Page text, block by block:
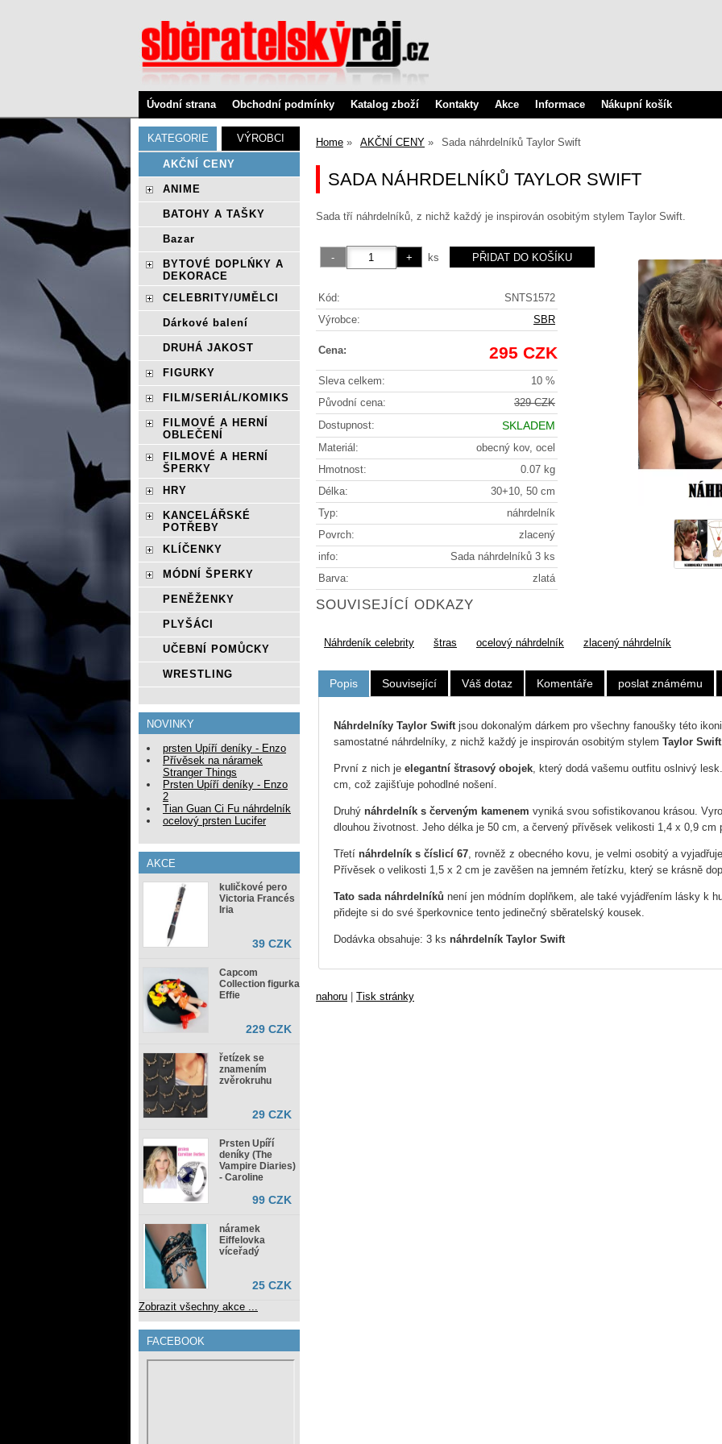
Úvodní strana Obchodní podmínky Katalog zboží Kontakty Akce Informace Nákupní košík
Home AKČNÍ CENY Sada náhrdelníků Taylor Swift
SADA NÁHRDELNÍKŮ TAYLOR SWIFT
Sada tří náhrdelníků, z nichž každý je inspirován osobitým stylem Taylor Swift.
ks
Kód:
SNTS1572
Výrobce:
SBR
Cena: 295 CZK
Sleva celkem:
10 %
Původní cena:
329 CZK
Dostupnost:
SKLADEM
Materiál:
obecný kov, ocel
Hmotnost:
0.07 kg
Délka:
30+10, 50 cm
Typ:
náhrdelník
Povrch:
zlacený
info:
Sada náhrdelníků 3 ks
Barva:
zlatá
SOUVISEJÍCÍ ODKAZY
Náhrdeník celebrity štras ocelový náhrdelník zlacený náhrdelník
Popis Související Váš dotaz Komentáře poslat známému
Náhrdelníky Taylor Swiftjsou dokonalým dárkem pro všechny fanoušky této
samostatné náhrdelníky, z nichž každý je inspirován osobitým stylem Taylor Swift
První z nich je elegantní štrasový obojek, který dodá vašemu outfitu oslnivý
cm, což zajišťuje pohodlné nošení.
Druhý náhrdelník s červeným kamenem vyniká svou sofistikovanou krásou.
dlouhou životnost. Jeho délka je 50 cm, a červený přívěsek velikosti 1,4 x 0,9
Třetí náhrdelník s číslicí 67, rovněž z obecného kovu, je velmi osobitý a
Přívěsek o velikosti 1,5 x 2 cm je zavěšen na jemném řetízku, který se krásně
Tato sada náhrdelníků není jen módním doplňkem, ale také vyjádřením lásky k
přidejte si do své šperkovnice tento jedinečný sběratelský kousek.
Dodávka obsahuje: 3 ks náhrdelník Taylor Swift
nahoru Tisk stránky
KATEGORIE VÝROBCI
AKČNÍ CENY
ANIME
BATOHY A TAŠKY
Bazar
BYTOVÉ DOPLŃKY A
DEKORACE
CELEBRITY/UMĚLCI
Dárkové balení
DRUHÁ JAKOST
FIGURKY
FILM/SERIÁL/KOMIKS
FILMOVÉ A HERNÍ
OBLEČENÍ
FILMOVÉ A HERNÍ
ŠPERKY
HRY
KANCELÁŘSKÉ
POTŘEBY
KLÍČENKY
MÓDNÍ ŠPERKY
PENĚŽENKY
PLYŠÁCI
UČEBNÍ POMŮCKY
WRESTLING
NOVINKY
prsten Upíří deníky - Enzo
Přívěsek na náramek
Stranger Things
Prsten Upíří deníky - Enzo
2
Tian Guan Ci Fu náhrdelník
ocelový prsten Lucifer
AKCE
kuličkové pero
Victoria Francés
Iria
39 CZK
Capcom
Collection figurka
Effie
229 CZK
řetízek se
znamením
zvěrokruhu
29 CZK
Prsten Upíří
deníky (The
Vampire Diaries)
- Caroline
99 CZK
náramek
Eiffelovka
víceřadý
25 CZK
Zobrazit všechny akce ...
FACEBOOK